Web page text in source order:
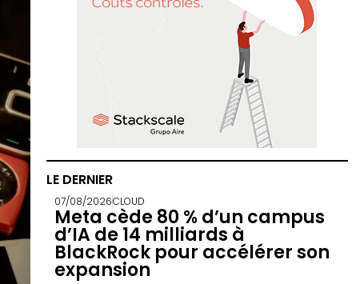
LE DERNIER
07/08/2026CLOUD
Meta cède 80 % d’un campus
d’IA de 14 milliards à
BlackRock pour accélérer son
expansion